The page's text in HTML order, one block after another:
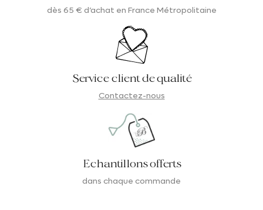
dès 65 € d’achat en France Métropolitaine
Service client de qualité
Contactez-nous
Echantillons offerts
dans chaque commande